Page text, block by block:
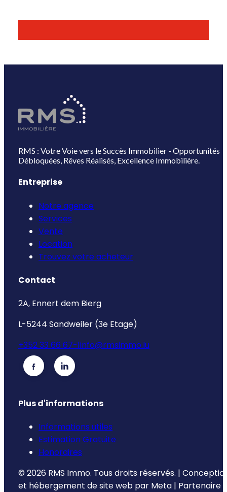
RMS : Votre Voie vers le Succès Immobilier - Opportunités
Débloquées, Rêves Réalisés, Excellence Immobilière.
Entreprise
Notre agence
Services
Vente
Location
Trouvez votre acheteur
Contact
2A, Ennert dem Bierg
L-5244 Sandweiler (3e Etage)
+352 33 66 67-1info@rmsimmo.lu
Plus d'informations
Informations utiles
Estimation Gratuite
Honoraires
© 2026 RMS Immo. Tous droits réservés. |
et hébergement de site web par Meta | Partenaire